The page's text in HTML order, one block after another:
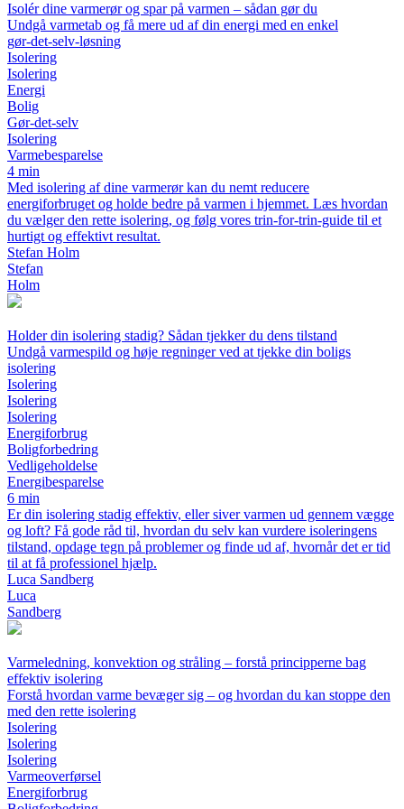
Isolér dine varmerør og spar på varmen – sådan gør du
Undgå varmetab og få mere ud af din energi med en enkel
gør‑det‑selv‑løsning
Isolering
Isolering
Energi
Bolig
Gør‑det‑selv
Isolering
Varmebesparelse
4 min
Med isolering af dine varmerør kan du nemt reducere
energiforbruget og holde bedre på varmen i hjemmet. Læs hvordan
du vælger den rette isolering, og følg vores trin‑for‑trin‑guide til et
hurtigt og effektivt resultat.
Stefan Holm
Stefan
Holm
Holder din isolering stadig? Sådan tjekker du dens tilstand
Undgå varmespild og høje regninger ved at tjekke din boligs
isolering
Isolering
Isolering
Isolering
Energiforbrug
Boligforbedring
Vedligeholdelse
Energibesparelse
6 min
Er din isolering stadig effektiv, eller siver varmen ud gennem vægge
og loft? Få gode råd til, hvordan du selv kan vurdere isoleringens
tilstand, opdage tegn på problemer og finde ud af, hvornår det er tid
til at få professionel hjælp.
Luca Sandberg
Luca
Sandberg
Varmeledning, konvektion og stråling – forstå principperne bag
effektiv isolering
Forstå hvordan varme bevæger sig – og hvordan du kan stoppe den
med den rette isolering
Isolering
Isolering
Isolering
Varmeoverførsel
Energiforbrug